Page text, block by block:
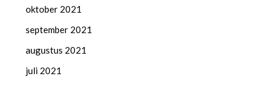
oktober 2021
september 2021
augustus 2021
juli 2021